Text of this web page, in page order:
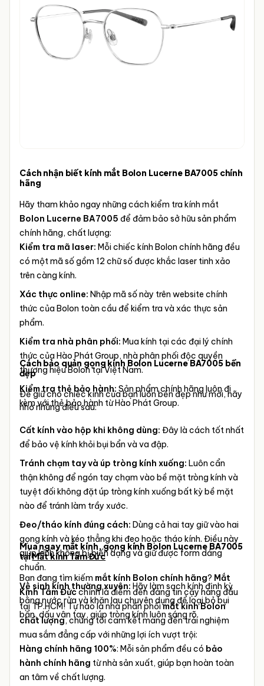
Cách nhận biết kính mắt Bolon Lucerne BA7005 chính
hãng
Hãy tham khảo ngay những cách kiểm tra kính mắt
Bolon Lucerne BA7005 để đảm bảo sở hữu sản phẩm
chính hãng, chất lượng:
Kiểm tra mã laser: Mỗi chiếc kính Bolon chính hãng đều
có một mã số gồm 12 chữ số được khắc laser tinh xảo
trên càng kính.
Xác thực online: Nhập mã số này trên website chính
thức của Bolon toàn cầu để kiểm tra và xác thực sản
phẩm.
Kiểm tra nhà phân phối: Mua kính tại các đại lý chính
thức của Hào Phát Group, nhà phân phối độc quyền
thương hiệu Bolon tại Việt Nam.
Kiểm tra thẻ bảo hành: Sản phẩm chính hãng luôn đi
kèm với thẻ bảo hành từ Hào Phát Group.
Cách bảo quản gọng kính Bolon Lucerne BA7005 bền
đẹp
Để giữ cho chiếc kính của bạn luôn bền đẹp như mới, hãy
nhớ những điều sau:
Cất kính vào hộp khi không dùng: Đây là cách tốt nhất
để bảo vệ kính khỏi bụi bẩn và va đập.
Tránh chạm tay và úp tròng kính xuống: Luôn cẩn
thận không để ngón tay chạm vào bề mặt tròng kính và
tuyệt đối không đặt úp tròng kính xuống bất kỳ bề mặt
nào để tránh làm trầy xước.
Đeo/tháo kính đúng cách: Dùng cả hai tay giữ vào hai
gọng kính và kéo thẳng khi đeo hoặc tháo kính. Điều này
giúp kính không bị biến dạng và giữ được form dáng
chuẩn.
Vệ sinh kính thường xuyên: Hãy làm sạch kính định kỳ
bằng nước rửa và khăn lau chuyên dụng để loại bỏ bụi
bẩn, dấu vân tay, giúp tròng kính luôn sáng rõ.
Mua ngay mắt kính, gọng kính Bolon Lucerne BA7005
tạiMắt kính Tâm Đức
Bạn đang tìm kiếm mắt kính Bolon chính hãng? Mắt
Kính Tâm Đứcchính là điểm đến đáng tin cậy hàng đầu
tại TP.HCM! Tự hào là nhà phân phốimắt kính Bolon
chất lượng, chúng tôi cam kết mang đến trải nghiệm
mua sắm đẳng cấp với những lợi ích vượt trội:
Hàng chính hãng 100%: Mỗi sản phẩm đều có bảo
hành chính hãng từ nhà sản xuất, giúp bạn hoàn toàn
an tâm về chất lượng.